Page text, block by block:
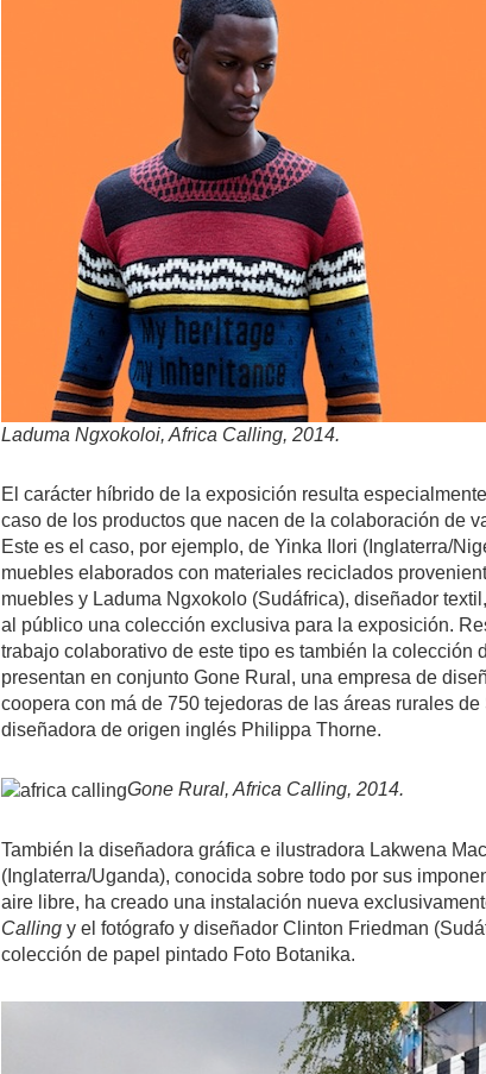
Laduma Ngxokoloi, Africa Calling, 2014.
El carácter híbrido de la exposición resulta
caso de los productos que nacen de la colaboración de
Este es el caso, por ejemplo, de Yinka Ilori (Inglaterra/
muebles elaborados con materiales reciclados
muebles y Laduma Ngxokolo (Sudáfrica), diseñador
al público una colección exclusiva para la exposición.
trabajo colaborativo de este tipo es también la colección
presentan en conjunto Gone Rural, una empresa de
coopera con má de 750 tejedoras de las áreas rurales
diseñadora de origen inglés Philippa Thorne.
Gone Rural, Africa Calling, 2014.
También la diseñadora gráfica e ilustradora Lakwena
(Inglaterra/Uganda), conocida sobre todo por sus
aire libre, ha creado una instalación nueva
Calling y el fotógrafo y diseñador Clinton Friedman
colección de papel pintado Foto Botanika.